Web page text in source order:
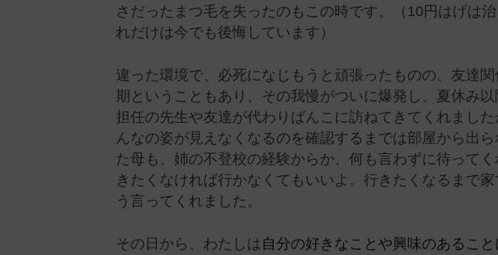
さだったまつ毛を失ったのもこの時です。（10円はげは
れだけは今でも後悔しています）
違った環境で、必死になじもうと頑張ったものの、友達
期ということもあり、その我慢がついに爆発し、夏休み以
担任の先生や友達が代わりばんこに訪ねてきてくれまし
んなの姿が見えなくなるのを確認するまでは部屋から出
た母も、姉の不登校の経験からか、何も言わずに待って
きたくなければ行かなくてもいいよ。行きたくなるまで
う言ってくれました。
その日から、わたしは 自分の好きなことや興味のあるこ